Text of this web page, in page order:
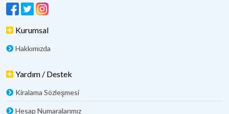
Kurumsal
Hakkımızda
Yardım / Destek
Kiralama Sözleşmesi
Hesap Numaralarımız